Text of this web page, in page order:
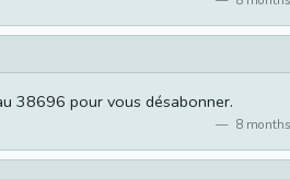
38696 pour vous désabonner.
8